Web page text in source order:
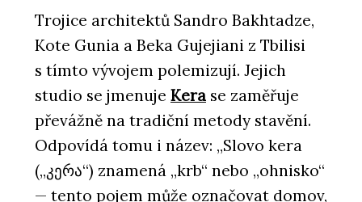
Trojice architektů Sandro Bakhtadze,
Kote Gunia a Beka Gujejiani z Tbilisi
s tímto vývojem polemizují. Jejich
studio se jmenuje Kera se zaměřuje
převážně na tradiční metody stavění.
Odpovídá tomu i název: „Slovo kera
(„კერა“) znamená „krb“ nebo „ohnisko“
— tento pojem může označovat domov,